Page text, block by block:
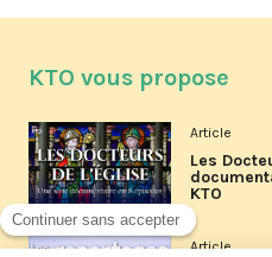
KTO vous propose
Article
Les
KTO
Article